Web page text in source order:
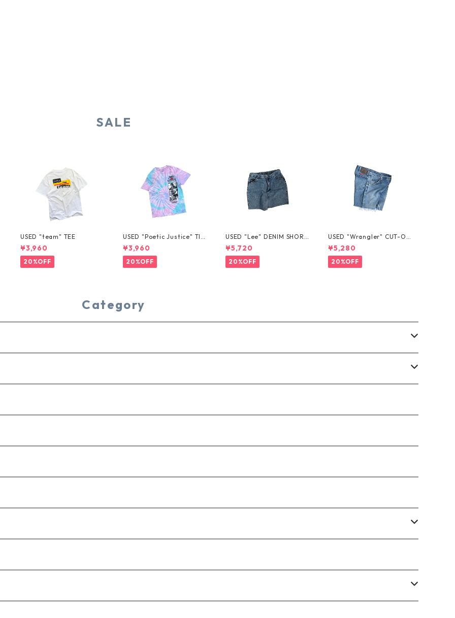
SALE
USED "team" TEE
¥3,960
20%OFF
USED "Poetic Justice" TIE
-DYE TEE
¥3,960
20%OFF
USED "Lee" DENIM SHORT
S
¥5,720
20%OFF
USED "Wrangler" CUT-OF
F DENIM SHORTS
¥5,280
20%OFF
Category